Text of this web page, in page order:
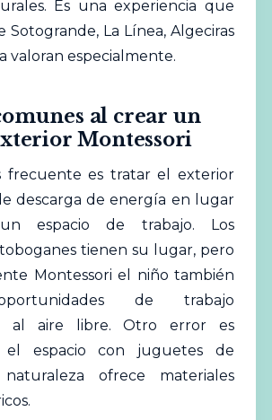
Es una experiencia que
Sotogrande, La Línea, Algeciras
valoran especialmente.
al crear un
Montessori
frecuente es tratar el exterior
descarga de energía en lugar
espacio de trabajo. Los
tienen su lugar, pero
Montessori el niño también
de trabajo
al aire libre. Otro error es
el espacio con juguetes de
ofrece materiales